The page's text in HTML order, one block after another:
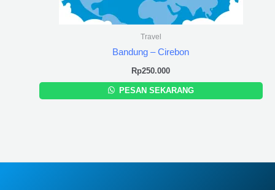
Travel
Bandung – Cirebon
Rp250.000
PESAN SEKARANG